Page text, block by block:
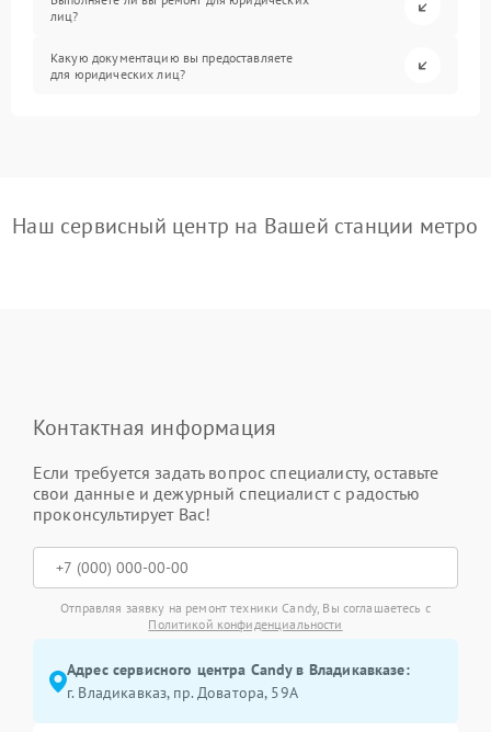
лиц?
Какую документацию вы предоставляете
для юридических лиц?
Наш сервисный центр на Вашей станции метро
Контактная информация
Если требуется задать вопрос специалисту, оставьте
свои данные и дежурный специалист с радостью
проконсультирует Вас!
Отправляя заявку на ремонт техники Candy, Вы соглашаетесь с
Политикой конфиденциальности
Адрес сервисного центра Candy в Владикавказе:
г. Владикавказ, пр. Доватора, 59А